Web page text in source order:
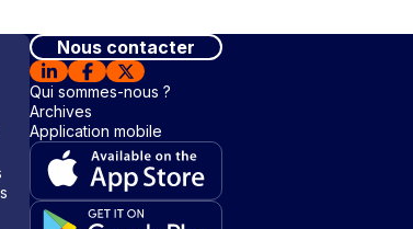
Nous contacter
Qui sommes-nous ?
Archives
Application mobile